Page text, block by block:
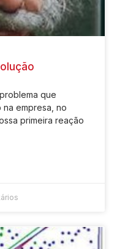
que
empresa, no
primeira reação